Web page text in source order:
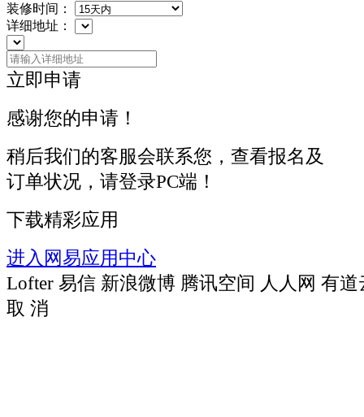
装修时间：
详细地址：
立即申请
感谢您的申请！
稍后我们的客服会联系您，查看报名及
订单状况，请登录PC端！
下载精彩应用
进入网易应用中心
Lofter 易信 新浪微博 腾讯空间 人人网 有道
取 消